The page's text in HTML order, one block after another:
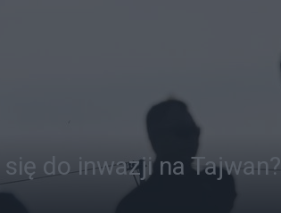
do inwazji na Tajwan?